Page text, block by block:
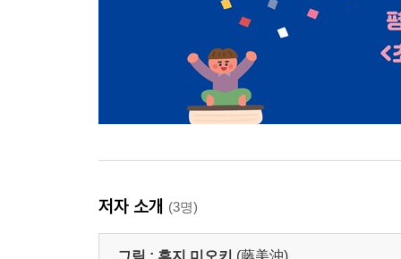
저자 소개 (3명)
그림 : 후지 미오키 (藤美沖)